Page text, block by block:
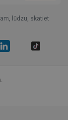
lūdzu, skatiet